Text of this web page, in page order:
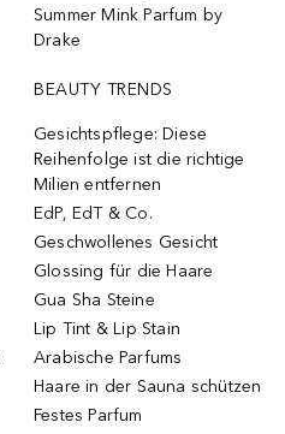
Summer Mink Parfum by
Drake
BEAUTY TRENDS
Gesichtspflege: Diese
Reihenfolge ist die richtige
Milien entfernen
EdP, EdT & Co.
Geschwollenes Gesicht
Glossing für die Haare
Gua Sha Steine
Lip Tint & Lip Stain
Arabische Parfums
Haare in der Sauna schützen
Festes Parfum